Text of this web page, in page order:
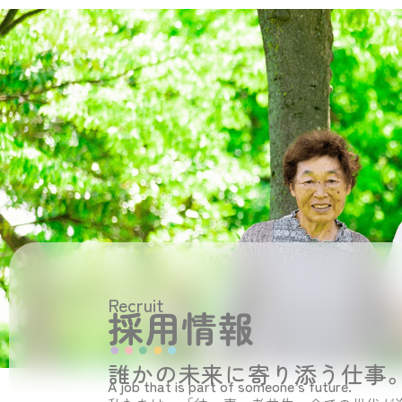
Recruit
採用情報
誰かの未来に寄り添う仕事
A job that is part of someone’s future.